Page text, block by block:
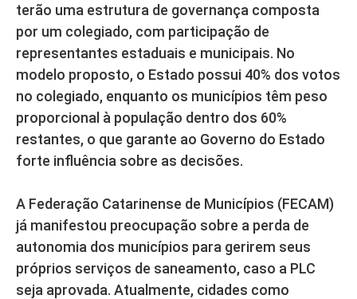
terão uma estrutura de governança composta
por um colegiado, com participação de
representantes estaduais e municipais. No
modelo proposto, o Estado possui 40% dos votos
no colegiado, enquanto os municípios têm peso
proporcional à população dentro dos 60%
restantes, o que garante ao Governo do Estado
forte influência sobre as decisões.
A Federação Catarinense de Municípios (FECAM)
já manifestou preocupação sobre a perda de
autonomia dos municípios para gerirem seus
próprios serviços de saneamento, caso a PLC
seja aprovada. Atualmente, cidades como